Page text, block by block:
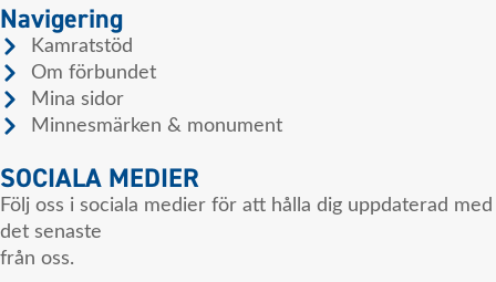
Navigering
Kamratstöd
Om förbundet
Mina sidor
Minnesmärken & monument
SOCIALA MEDIER
Följ oss i sociala medier för att hålla dig uppdaterad med
det senaste
från oss.